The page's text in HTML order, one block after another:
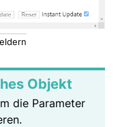
Objekt
die Parameter